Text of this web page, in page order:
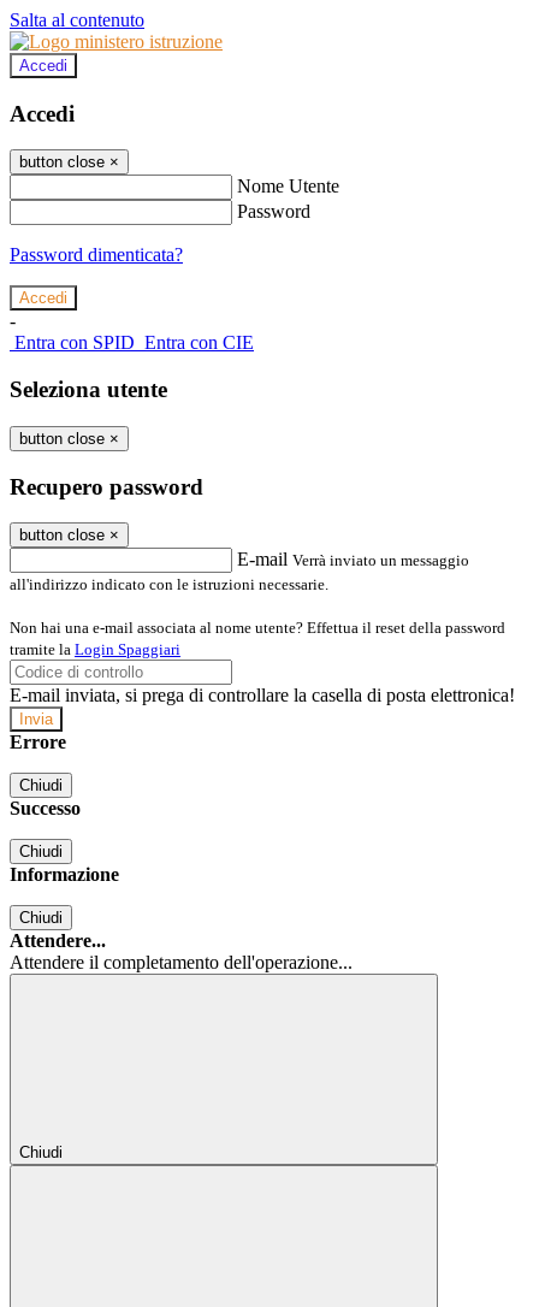
Salta al contenuto
Accedi
Accedi
button close ×
Nome Utente
Password
Password dimenticata?
-
Entra con SPID Entra con CIE
Seleziona utente
button close ×
Recupero password
button close ×
E-mail Verrà inviato un messaggio
all'indirizzo indicato con le istruzioni necessarie.
Non hai una e-mail associata al nome utente? Effettua il reset della password
tramite la Login Spaggiari
E-mail inviata, si prega di controllare la casella di posta elettronica!
Errore
Chiudi
Successo
Chiudi
Informazione
Chiudi
Attendere...
Attendere il completamento dell'operazione...
Chiudi